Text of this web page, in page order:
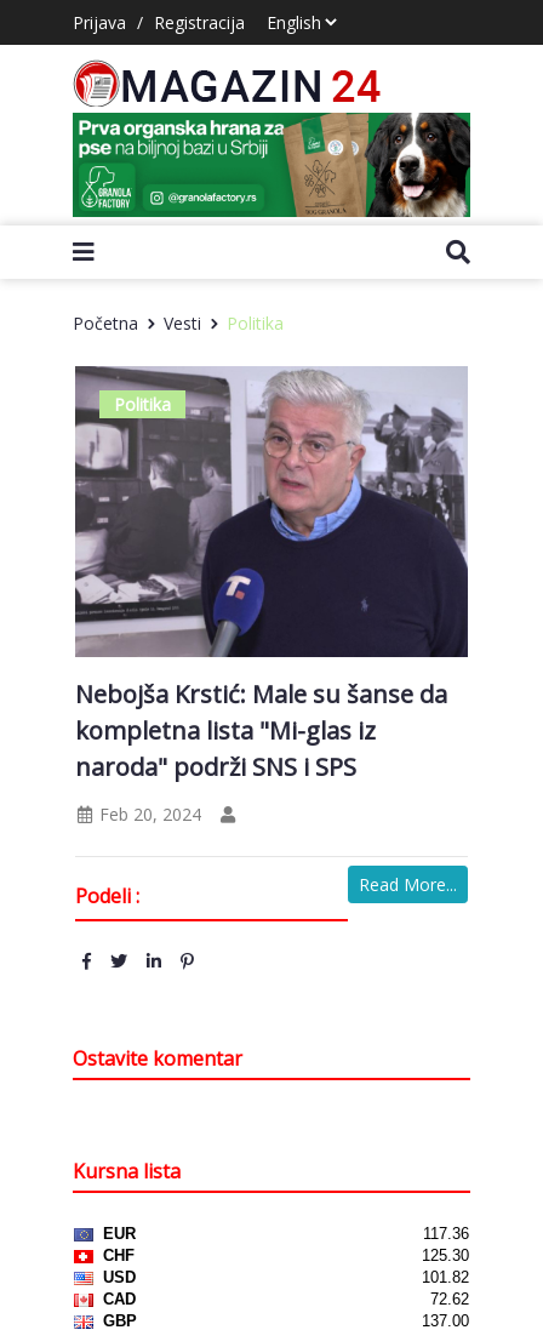
Prijava / Registracija
Početna Vesti Politika
Politika
Nebojša Krstić: Male su šanse da
kompletna lista "Mi-glas iz
naroda" podrži SNS i SPS
Feb 20, 2024
Read More...
Podeli :
Ostavite komentar
Kursna lista